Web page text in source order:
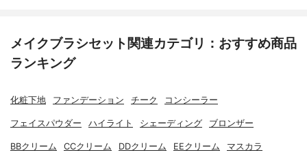
メイクブラシセット関連カテゴリ：おすすめ商品
ランキング
化粧下地 ファンデーション チーク コンシーラー
フェイスパウダー ハイライト シェーディング ブロンザー
BBクリーム CCクリーム DDクリーム EEクリーム マスカラ